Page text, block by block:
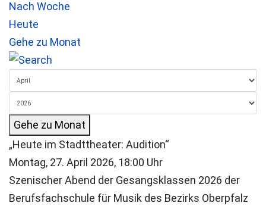
Nach Woche
Heute
Gehe zu Monat
Gehe zu Monat
„Heute im Stadttheater: Audition“
Montag, 27. April 2026, 18:00 Uhr
Szenischer Abend der Gesangsklassen 2026 der
Berufsfachschule für Musik des Bezirks Oberpfalz